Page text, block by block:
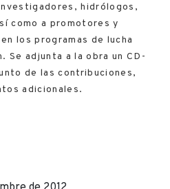
hidrólogos,
como a promotores y
los programas de lucha
adjunta a la obra un CD-
de las contribuciones,
adicionales.